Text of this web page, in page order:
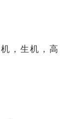
，生机，高